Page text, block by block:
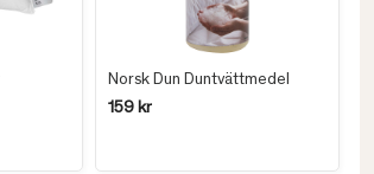
Norsk Dun Duntvättmedel
159 kr